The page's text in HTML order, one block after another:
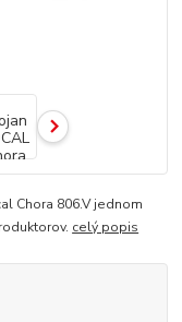
Chora 806.V jednom
celý popis